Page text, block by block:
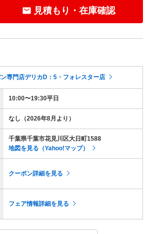
見積もり・在庫確認
専門店デリカD：5・フォレスター店
10:00〜19:30平日
なし（2026年8月より）
千葉県千葉市花見川区大日町1588
地図を見る（Yahoo!マップ）
クーポン詳細を見る
フェア情報詳細を見る